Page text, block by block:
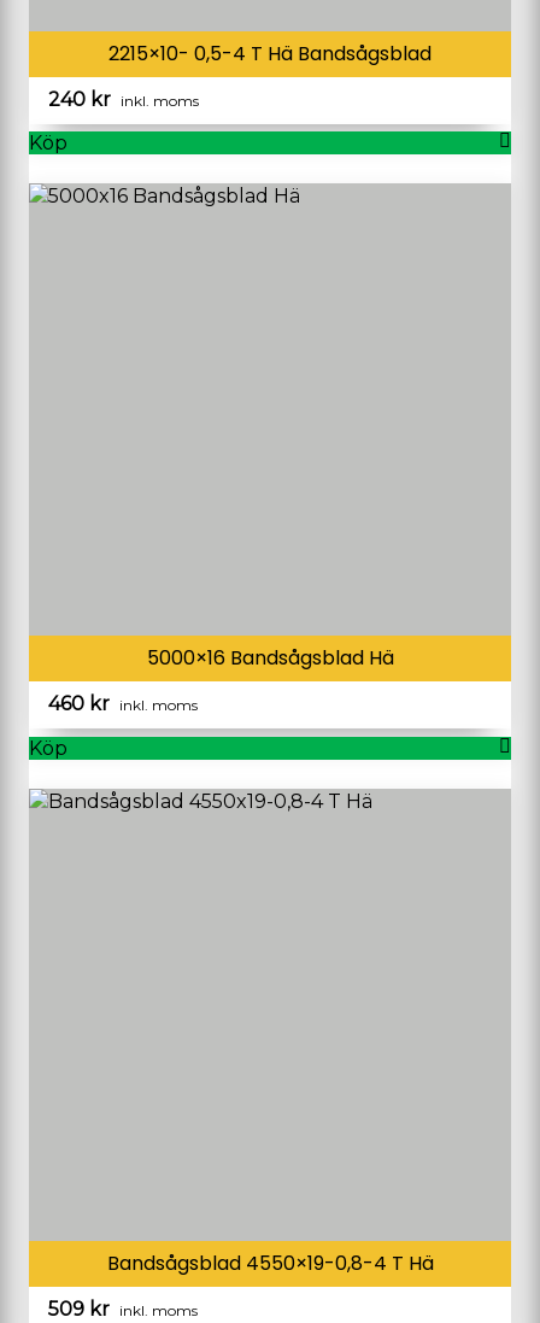
2215×10- 0,5-4 T Hä Bandsågsblad
240 kr inkl. moms
Köp
5000×16 Bandsågsblad Hä
460 kr inkl. moms
Köp
Bandsågsblad 4550×19-0,8-4 T Hä
509 kr inkl. moms